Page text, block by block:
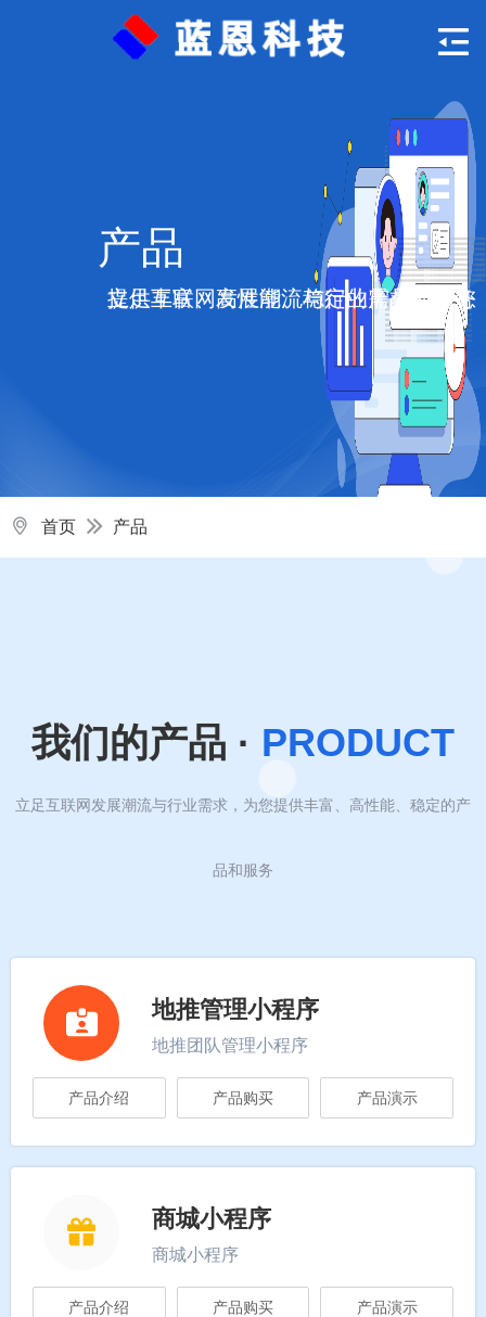
产品
立足互联网发展潮流与行业需求，为您提供丰富、高性能、稳定的产品和服务
首页 产品
我们的产品 · PRODUCT
立足互联网发展潮流与行业需求，为您提供丰富、高性能、稳定的产
品和服务
地推管理小程序
地推团队管理小程序
产品介绍 产品购买 产品演示
商城小程序
商城小程序
产品介绍 产品购买 产品演示